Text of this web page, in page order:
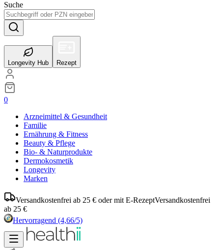
Suche
Longevity Hub Rezept
0
Arzneimittel & Gesundheit
Familie
Ernährung & Fitness
Beauty & Pflege
Bio- & Naturprodukte
Dermokosmetik
Longevity
Marken
Versandkostenfrei ab 25 € oder mit E-RezeptVersandkostenfrei
ab 25 €
Hervorragend (4,66/5)